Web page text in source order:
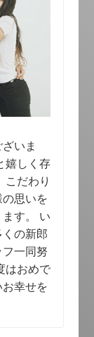
いま
嬉しく存
こだわり
思いを
す。 い
の新郎
一同努
はおめで
幸せを